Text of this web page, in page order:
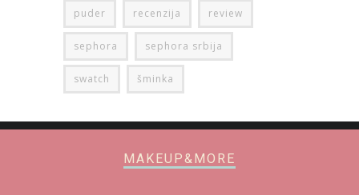
puder recenzija review
sephora sephora srbija
swatch šminka
MAKEUP&MORE